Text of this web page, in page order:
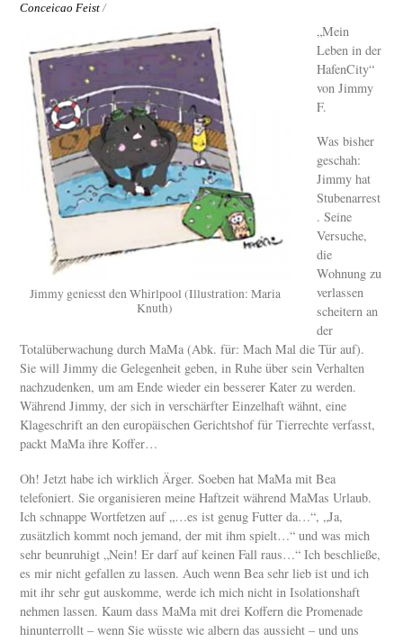
Conceicao Feist /
Jimmy geniesst den Whirlpool (Illustration: Maria
Knuth)
„Mein
Leben in der
HafenCity“
von Jimmy
F.
Was bisher
geschah:
Jimmy hat
Stubenarrest
. Seine
Versuche,
die
Wohnung zu
verlassen
scheitern an
der
Totalüberwachung durch MaMa (Abk. für: Mach Mal die Tür auf).
Sie will Jimmy die Gelegenheit geben, in Ruhe über sein Verhalten
nachzudenken, um am Ende wieder ein besserer Kater zu werden.
Während Jimmy, der sich in verschärfter Einzelhaft wähnt, eine
Klageschrift an den europäischen Gerichtshof für Tierrechte verfasst,
packt MaMa ihre Koffer…
Oh! Jetzt habe ich wirklich Ärger. Soeben hat MaMa mit Bea
telefoniert. Sie organisieren meine Haftzeit während MaMas Urlaub.
Ich schnappe Wortfetzen auf „…es ist genug Futter da…“, „Ja,
zusätzlich kommt noch jemand, der mit ihm spielt…“ und was mich
sehr beunruhigt „Nein! Er darf auf keinen Fall raus…“ Ich beschließe,
es mir nicht gefallen zu lassen. Auch wenn Bea sehr lieb ist und ich
mit ihr sehr gut auskomme, werde ich mich nicht in Isolationshaft
nehmen lassen. Kaum dass MaMa mit drei Koffern die Promenade
hinunterrollt – wenn Sie wüsste wie albern das aussieht – und uns